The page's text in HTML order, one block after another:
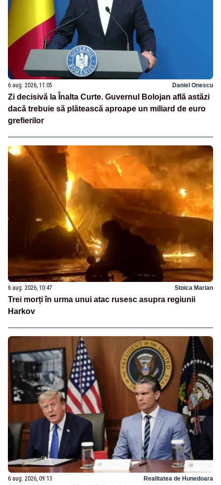
6 aug. 2026, 11:05 Daniel Onescu
Zi decisivă la Înalta Curte. Guvernul Bolojan află astăzi
dacă trebuie să plătească aproape un miliard de euro
grefierilor
6 aug. 2026, 10:47 Stoica Marian
Trei morți în urma unui atac rusesc asupra regiunii
Harkov
6 aug. 2026, 09:13 Realitatea de Hunedoara